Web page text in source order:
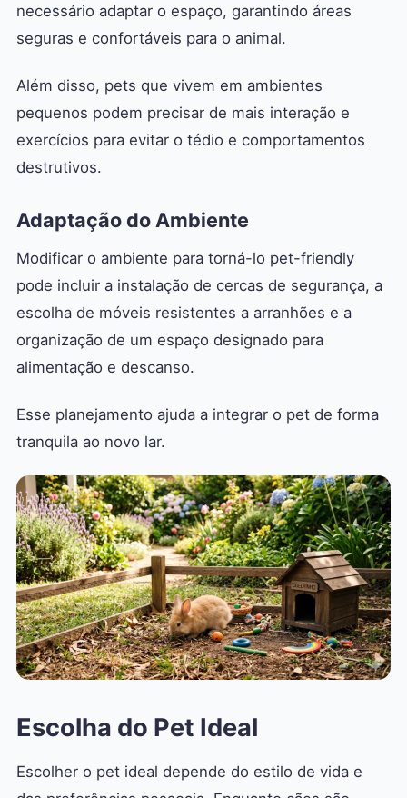
necessário adaptar o espaço, garantindo áreas
seguras e confortáveis para o animal.
Além disso, pets que vivem em ambientes
pequenos podem precisar de mais interação e
exercícios para evitar o tédio e comportamentos
destrutivos.
Adaptação do Ambiente
Modificar o ambiente para torná-lo pet-friendly
pode incluir a instalação de cercas de segurança, a
escolha de móveis resistentes a arranhões e a
organização de um espaço designado para
alimentação e descanso.
Esse planejamento ajuda a integrar o pet de forma
tranquila ao novo lar.
Escolha do Pet Ideal
Escolher o pet ideal depende do estilo de vida e